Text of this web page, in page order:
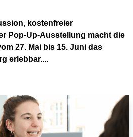
kostenfreier
Pop-Up-Ausstellung macht die
27. Mai bis 15. Juni das
erlebbar....